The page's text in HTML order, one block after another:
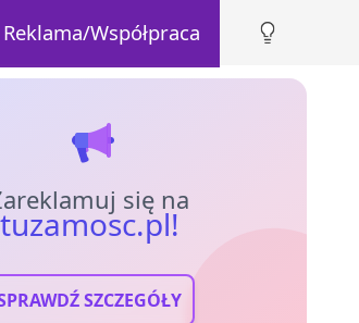
Reklama/Współpraca
się na
tuzamosc.pl!
SZCZEGÓŁY